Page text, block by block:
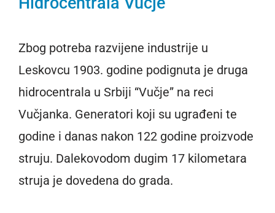
Zbog potreba razvijene industrije u
Leskovcu 1903. godine podignuta je druga
hidrocentrala u Srbiji “Vučje” na reci
Vučjanka. Generatori koji su ugrađeni te
godine i danas nakon 122 godine proizvode
struju. Dalekovodom dugim 17 kilometara
struja je dovedena do grada.